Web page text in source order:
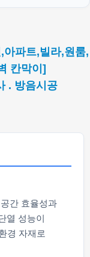
파트,빌라,원룸,
칸막이]
. 방음시공
간 효율성과
열 성능이
경 자재로